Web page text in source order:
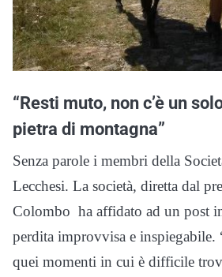
“Resti muto, non c’è un
pietra di montagna”
Senza parole i membri della
Lecchesi. La società, diretta dal
Colombo ha affidato ad un post
perdita improvvisa e inspiegabile.
quei momenti in cui è difficile